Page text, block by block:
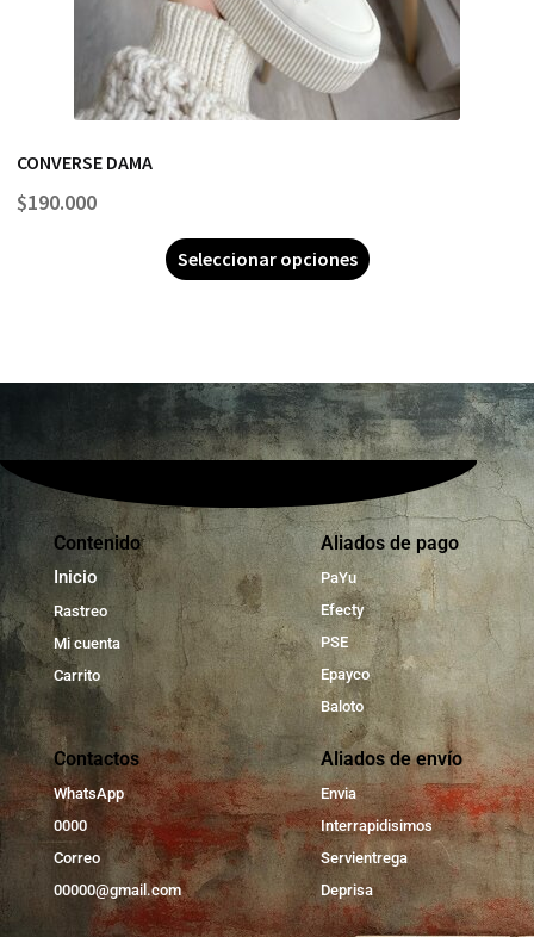
CONVERSE DAMA
$190.000
Seleccionar opciones
Contenido
Inicio
Rastreo
Mi cuenta
Carrito
Aliados de pago
PaYu
Efecty
PSE
Epayco
Baloto
Contactos
WhatsApp
0000
Correo
00000@gmail.com
Aliados de envío
Envia
Interrapidisimos
Servientrega
Deprisa